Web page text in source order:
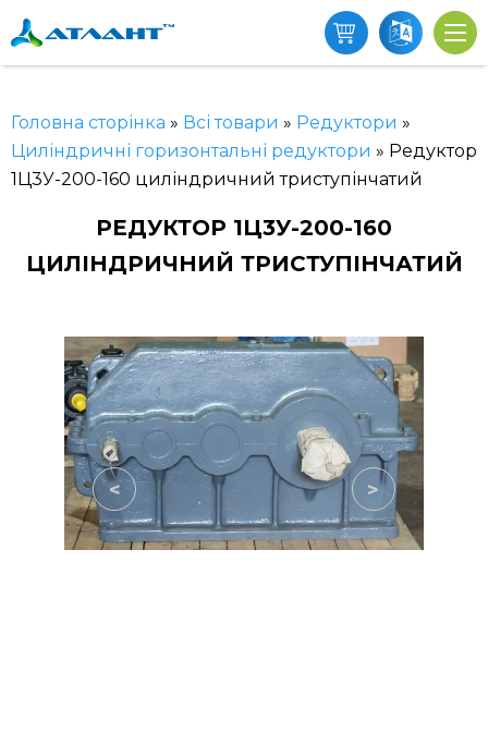
Головна сторінка » Всі товари » Редуктори »
Циліндричні горизонтальні редуктори » Редуктор
1Ц3У-200-160 циліндричний триступінчатий
РЕДУКТОР 1Ц3У-200-160
ЦИЛІНДРИЧНИЙ ТРИСТУПІНЧАТИЙ
< >